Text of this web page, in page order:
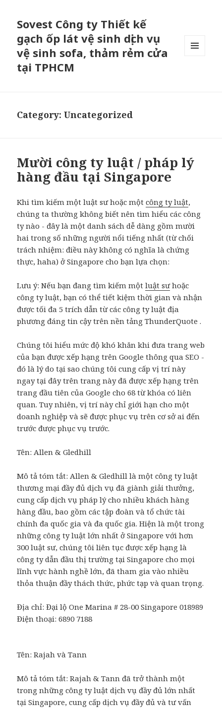
Sovest Công ty Thiết kế
gạch ốp lát vệ sinh dịch vụ
vệ sinh sofa, thảm rẻm cửa
tại TPHCM
Category: Uncategorized
Mười công ty luật / pháp lý
hàng đầu tại Singapore
Khi tìm kiếmmột luật sư hoặc mộtcông ty luật,
chúng ta thường không biết nên tìm hiểu các công
ty nào - đây là một danh sách dễ dàng gồm mười
hai trong số những người nổi tiếng nhất (từ chối
trách nhiệm: điều này không có nghĩa là chứng
thực, haha) ở Singapore cho bạn lựa chọn:
Lưu ý: Nếu bạn đang tìm kiếm mộtluật sưhoặc
công ty luật, bạn có thể tiết kiệm thời gian và nhận
được tối đa 5 trích dẫn từ các công ty luật địa
phương đáng tin cậy trênnền tảng ThunderQuote .
Chúng tôi hiểu mức độ khó khăn khi đưa trang web
của bạn được xếp hạng trên Google thông qua SEO -
đó là lý do tại sao chúng tôi cung cấp vị trí này
ngay tại đây trên trang này đã được xếp hạng trên
trang đầu tiên của Google cho 68 từ khóa có liên
quan. Tuy nhiên, vị trí này chỉ giới hạn cho một
doanh nghiệp và sẽ được phục vụ trên cơ sở ai đến
trước được phục vụ trước.
Tên:Allen & Gledhill
Mô tả tóm tắt: Allen & Gledhill là một công ty luật
thương mại đầy đủ dịch vụ đã giành giải thưởng,
cung cấp dịch vụ pháp lý cho nhiều khách hàng
hàng đầu, bao gồm các tập đoàn và tổ chức tài
chính đa quốc gia và đa quốc gia. Hiện là một trong
những công ty luật lớn nhất ở Singapore với hơn
300 luật sư, chúng tôi liên tục được xếp hạng là
công ty dẫn đầu thị trường tại Singapore cho mọi
lĩnh vực hành nghề lớn, đã tham gia vào nhiều
thỏa thuận đầy thách thức, phức tạp và quan trọng.
Địa chỉ:Đại lộ One Marina # 28-00Singapore018989
Điện thoại: 6890 7188
Tên:Rajah và Tann
Mô tả tóm tắt: Rajah & Tann đã trở thành một
trong những công ty luật dịch vụ đầy đủ lớn nhất
tại Singapore, cung cấp dịch vụ đầy đủ và tư vấn